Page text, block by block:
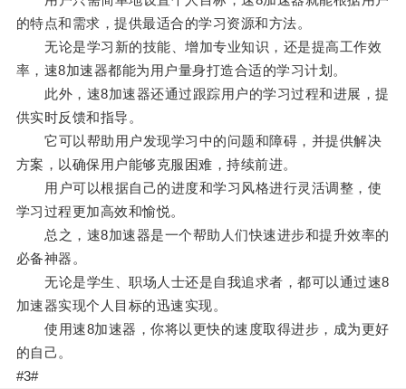
的特点和需求，提供最适合的学习资源和方法。
无论是学习新的技能、增加专业知识，还是提高工作效
率，速8加速器都能为用户量身打造合适的学习计划。
此外，速8加速器还通过跟踪用户的学习过程和进展，提
供实时反馈和指导。
它可以帮助用户发现学习中的问题和障碍，并提供解决
方案，以确保用户能够克服困难，持续前进。
用户可以根据自己的进度和学习风格进行灵活调整，使
学习过程更加高效和愉悦。
总之，速8加速器是一个帮助人们快速进步和提升效率的
必备神器。
无论是学生、职场人士还是自我追求者，都可以通过速8
加速器实现个人目标的迅速实现。
使用速8加速器，你将以更快的速度取得进步，成为更好
的自己。
#3#